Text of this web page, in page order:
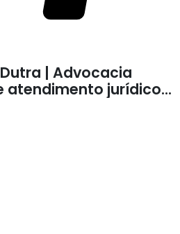
| Advocacia
atendimento jurídico